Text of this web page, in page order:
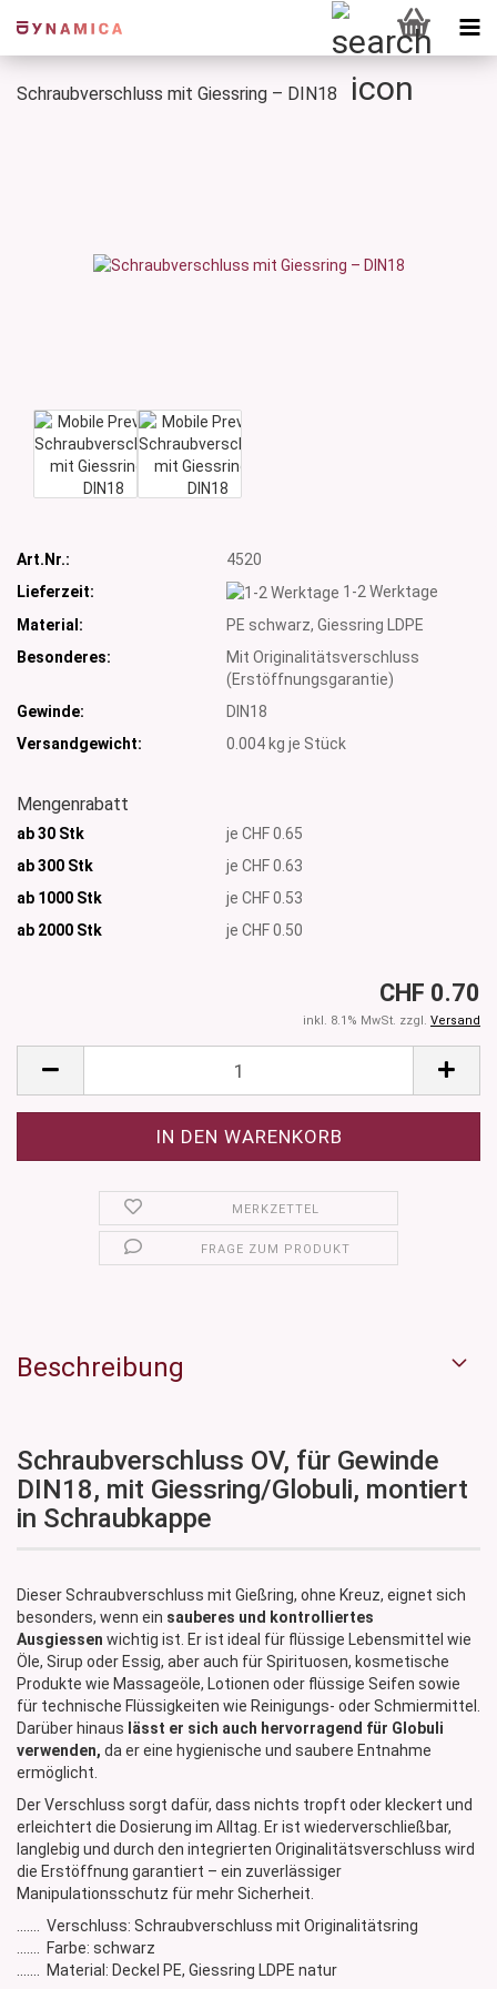
Schraubverschluss mit Giessring – DIN18
Art.Nr.:
4520
Lieferzeit:
1-2 Werktage
Material:
PE schwarz, Giessring LDPE
Besonderes:
Mit Originalitätsverschluss
(Erstöffnungsgarantie)
Gewinde:
DIN18
Versandgewicht:
0.004 kg je Stück
Mengenrabatt
ab 30 Stk
je CHF 0.65
ab 300 Stk
je CHF 0.63
ab 1000 Stk
je CHF 0.53
ab 2000 Stk je CHF 0.50
CHF 0.70
inkl. 8.1% MwSt. zzgl. Versand
MERKZETTEL
FRAGE ZUM PRODUKT
Beschreibung
Schraubverschluss OV, für Gewinde
DIN18, mit Giessring/Globuli, montiert
in Schraubkappe
Dieser Schraubverschluss mit Gießring, ohne Kreuz, eignet sich
besonders, wenn ein sauberes und kontrolliertes
Ausgiessen wichtig ist. Er ist ideal für flüssige Lebensmittel wie
Öle, Sirup oder Essig, aber auch für Spirituosen, kosmetische
Produkte wie Massageöle, Lotionen oder flüssige Seifen sowie
für technische Flüssigkeiten wie Reinigungs- oder Schmiermittel.
Darüber hinaus lässt er sich auch hervorragend für Globuli
verwenden, da er eine hygienische und saubere Entnahme
ermöglicht.
Der Verschluss sorgt dafür, dass nichts tropft oder kleckert und
erleichtert die Dosierung im Alltag. Er ist wiederverschließbar,
langlebig und durch den integrierten Originalitätsverschluss wird
die Erstöffnung garantiert – ein zuverlässiger
Manipulationsschutz für mehr Sicherheit.
....... Verschluss: Schraubverschluss mit Originalitätsring
....... Farbe: schwarz
....... Material: Deckel PE, Giessring LDPE natur